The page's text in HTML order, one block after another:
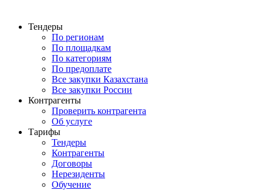
Тендеры
По регионам
По площадкам
По категориям
По предоплате
Все закупки Казахстана
Все закупки России
Контрагенты
Проверить контрагента
Об услуге
Тарифы
Тендеры
Контрагенты
Договоры
Нерезиденты
Обучение